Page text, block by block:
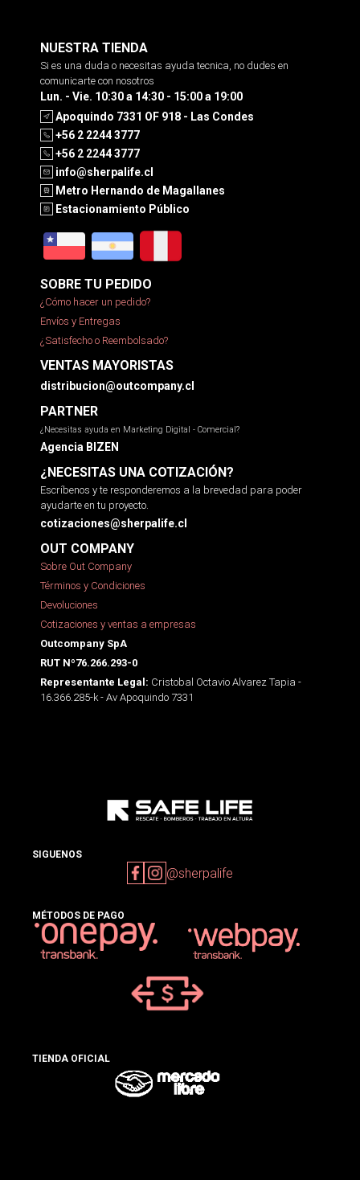
NUESTRA TIENDA
Si es una duda o necesitas ayuda tecnica, no dudes en
comunicarte con nosotros
Lun. - Vie. 10:30 a 14:30 - 15:00 a 19:00
Apoquindo 7331 OF 918 - Las Condes
+56 2 2244 3777
+56 2 2244 3777
info@sherpalife.cl
Metro Hernando de Magallanes
Estacionamiento Público
SOBRE TU PEDIDO
¿Cómo hacer un pedido?
Envíos y Entregas
¿Satisfecho o Reembolsado?
VENTAS MAYORISTAS
distribucion@outcompany.cl
PARTNER
¿Necesitas ayuda en Marketing Digital - Comercial?
Agencia BIZEN
¿NECESITAS UNA COTIZACIÓN?
Escríbenos y te responderemos a la brevedad para poder
ayudarte en tu proyecto.
cotizaciones@sherpalife.cl
OUT COMPANY
Sobre Out Company
Términos y Condiciones
Devoluciones
Cotizaciones y ventas a empresas
Outcompany SpA
RUT Nº76.266.293-0
Representante Legal: Cristobal Octavio Alvarez Tapia -
16.366.285-k - Av Apoquindo 7331
SIGUENOS
@sherpalife
MÉTODOS DE PAGO
TIENDA OFICIAL